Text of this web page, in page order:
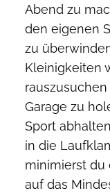
Abend zu
den eigenen
zu
Kleinigkeiten
Garage zu
Sport
in die
minimierst du
auf das